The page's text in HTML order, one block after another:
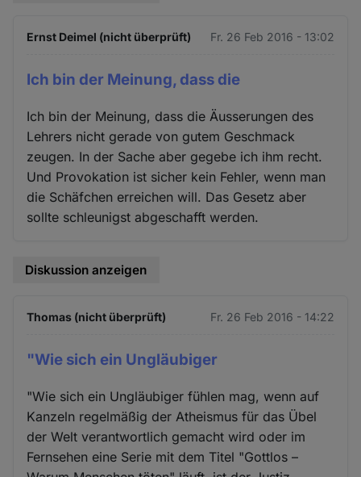
Ernst Deimel (nicht überprüft) Fr. 26 Feb 2016 - 13:02
Ich bin der Meinung, dass die
Ich bin der Meinung, dass die Äusserungen des
Lehrers nicht gerade von gutem Geschmack
zeugen. In der Sache aber gegebe ich ihm recht.
Und Provokation ist sicher kein Fehler, wenn man
die Schäfchen erreichen will. Das Gesetz aber
sollte schleunigst abgeschafft werden.
Diskussion anzeigen
Thomas (nicht überprüft) Fr. 26 Feb 2016 - 14:22
"Wie sich ein Ungläubiger
"Wie sich ein Ungläubiger fühlen mag, wenn auf
Kanzeln regelmäßig der Atheismus für das Übel
der Welt verantwortlich gemacht wird oder im
Fernsehen eine Serie mit dem Titel "Gottlos –